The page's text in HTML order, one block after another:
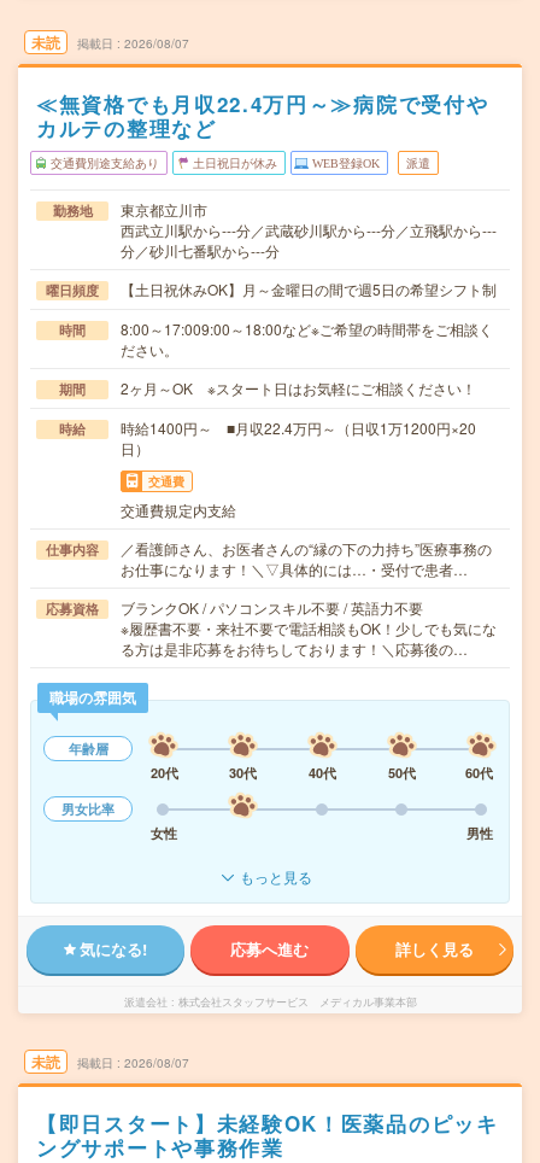
未読 掲載日 2026/08/07
≪無資格でも月収22.4万円～≫病院で受付や
カルテの整理など
交通費別途支給あり 土日祝日が休み WEB登録OK 派遣
勤務地
東京都立川市
西武立川駅から---分／武蔵砂川駅から---分／立飛駅から---
分／砂川七番駅から---分
曜日頻度 【土日祝休みOK】月～金曜日の間で週5日の希望シフト制
時間
8:00～17:009:00～18:00など※ご希望の時間帯をご相談く
ださい。
期間 2ヶ月～OK ※スタート日はお気軽にご相談ください！
時給
時給1400円～ ■月収22.4万円～（日収1万1200円×20
日）
交通費
交通費規定内支給
仕事内容
／看護師さん、お医者さんの“縁の下の力持ち”医療事務の
お仕事になります！＼▽具体的には…・受付で患者…
応募資格
ブランクOK / パソコンスキル不要 / 英語力不要
※履歴書不要・来社不要で電話相談もOK！少しでも気にな
る方は是非応募をお待ちしております！＼応募後の…
職場の雰囲気
年齢層
20代
30代 40代 50代
60代
男女比率
女性
男性
もっと見る
気になる! 応募へ進む 詳しく見る
派遣会社 株式会社スタッフサービス メディカル事業本部
未読 掲載日 2026/08/07
【即日スタート】未経験OK！医薬品のピッキ
ングサポートや事務作業